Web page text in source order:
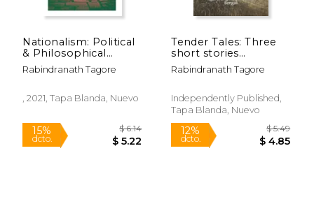
Nationalism: Political
& Philosophical
Essays (en Inglés)
Rabindranath Tagore
, 2021, Tapa Blanda, Nuevo
Tender Tales: Three
short stories
originally written in
Bengali (en Inglés)
Rabindranath Tagore
Independently Published,
Tapa Blanda, Nuevo